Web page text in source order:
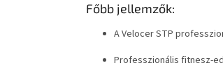
Főbb jellemzők:
A Velocer STP
Professzionális fitnesz-